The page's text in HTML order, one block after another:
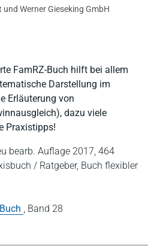
FamRZ-Buch hilft bei allem
Darstellung im
Erläuterung von
dazu viele
Praxistipps!
bearb. Auflage 2017, 464
/ Ratgeber, Buch flexibler
, Band 28
und Werner Gieseking GmbH